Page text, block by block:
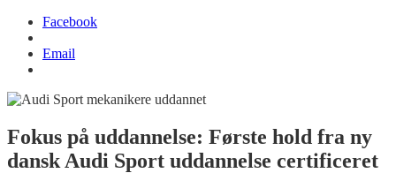
Facebook
Email
Fokus på uddannelse: Første hold fra ny
dansk Audi Sport uddannelse certificeret